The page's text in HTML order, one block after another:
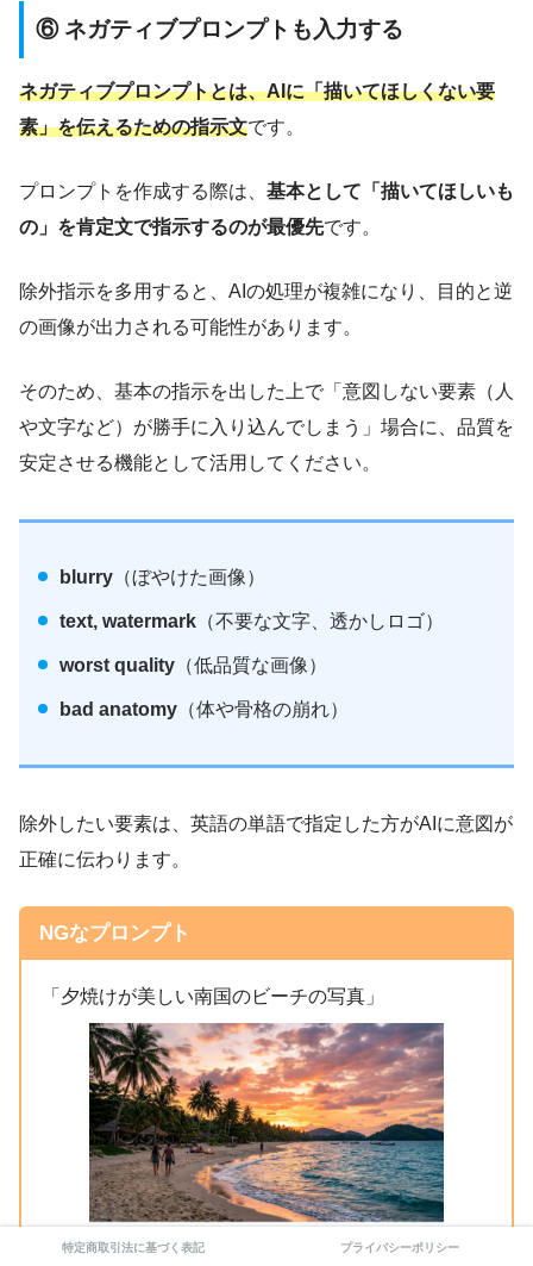
⑥ ネガティブプロンプトも入力する
ネガティブプロンプトとは、AIに「描いてほしくない要
素」を伝えるための指示文です。
プロンプトを作成する際は、 基本として「描いてほしいも
の」を肯定文で指示するのが最優先です。
除外指示を多用すると、AIの処理が複雑になり、目的と逆
の画像が出力される可能性があります。
そのため、基本の指示を出した上で「意図しない要素（人
や文字など）が勝手に入り込んでしまう」場合に、品質を
安定させる機能として活用してください。
blurry （ぼやけた画像）
text, watermark （不要な文字、透かしロゴ）
worst quality （低品質な画像）
bad anatomy （体や骨格の崩れ）
除外したい要素は、英語の単語で指定した方がAIに意図が
正確に伝わります。
NGなプロンプト
「夕焼けが美しい南国のビーチの写真」
特定商取引法に基づく表記 プライバシーポリシー